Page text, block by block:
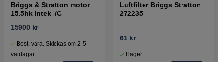
Briggs & Stratton motor
15.5hk Intek I/C
15900 kr
Best. vara. Skickas om 2-5
vardagar
Luftfilter Briggs Stratton
272235
61 kr
I lager